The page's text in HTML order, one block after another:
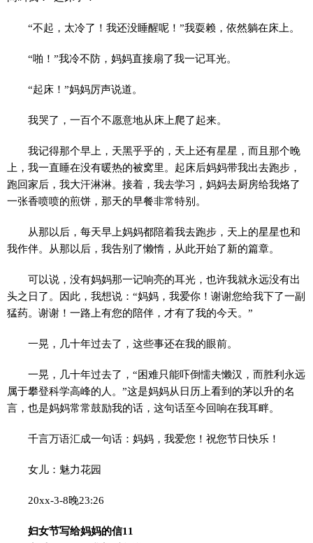
“不起，太冷了！我还没睡醒呢！”我耍赖，依然躺在床上。
“啪！”我冷不防，妈妈直接扇了我一记耳光。
“起床！”妈妈厉声说道。
我哭了，一百个不愿意地从床上爬了起来。
我记得那个早上，天黑乎乎的，天上还有星星，而且那个晚
上，我一直睡在没有暖热的被窝里。起床后妈妈带我出去跑步，
跑回家后，我大汗淋淋。接着，我去学习，妈妈去厨房给我烙了
一张香喷喷的煎饼，那天的早餐非常特别。
从那以后，每天早上妈妈都陪着我去跑步，天上的星星也和
我作伴。从那以后，我告别了懒惰，从此开始了新的篇章。
可以说，没有妈妈那一记响亮的耳光，也许我就永远没有出
头之日了。因此，我想说：“妈妈，我爱你！谢谢您给我下了一副
猛药。谢谢！一路上有您的陪伴，才有了我的今天。”
一晃，几十年过去了，这些事还在我的眼前。
一晃，几十年过去了，“困难只能吓倒懦夫懒汉，而胜利永远
属于攀登科学高峰的人。”这是妈妈从日历上看到的茅以升的名
言，也是妈妈常常鼓励我的话，这句话至今回响在我耳畔。
千言万语汇成一句话：妈妈，我爱您！祝您节日快乐！
女儿：魅力花园
20xx-3-8晚23:26
妇女节写给妈妈的信11